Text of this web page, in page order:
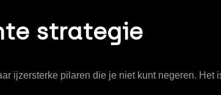
strategie
ijzersterke pilaren die je niet kunt negeren.